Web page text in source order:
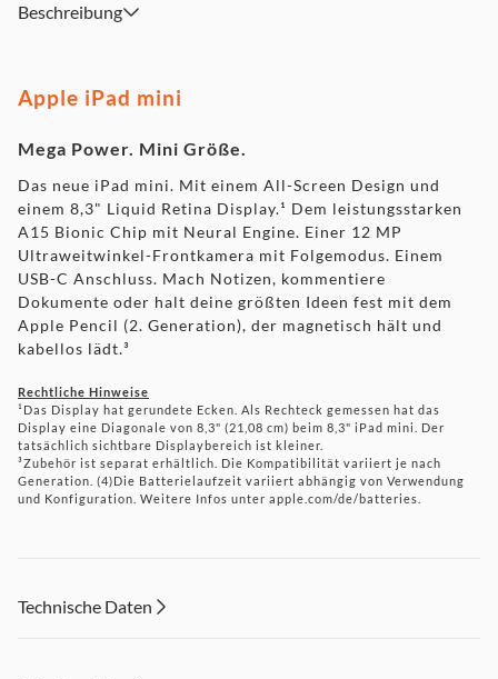
Beschreibung
Apple iPad mini
Mega Power. Mini Größe.
Das neue iPad mini. Mit einem All-Screen Design und
einem 8,3" Liquid Retina Display.¹ Dem leistungsstarken
A15 Bionic Chip mit Neural Engine. Einer 12 MP
Ultraweitwinkel-Frontkamera mit Folgemodus. Einem
USB-C Anschluss. Mach Notizen, kommentiere
Dokumente oder halt deine größten Ideen fest mit dem
Apple Pencil (2. Generation), der magnetisch hält und
kabellos lädt.³
Rechtliche Hinweise
¹Das Display hat gerundete Ecken. Als Rechteck gemessen hat das
Display eine Diagonale von 8,3" (21,08 cm) beim 8,3" iPad mini. Der
tatsächlich sichtbare Displaybereich ist kleiner.
³Zubehör ist separat erhältlich. Die Kompatibilität variiert je nach
Generation. (4)Die Batterielaufzeit variiert abhängig von Verwendung
und Konfiguration. Weitere Infos unter apple.com/de/batteries.
Technische Daten